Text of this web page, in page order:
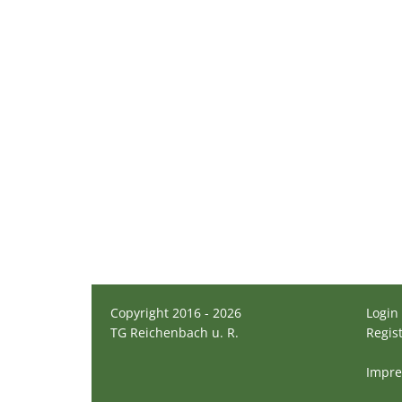
Copyright 2016 - 2026
TG Reichenbach u. R.
Login